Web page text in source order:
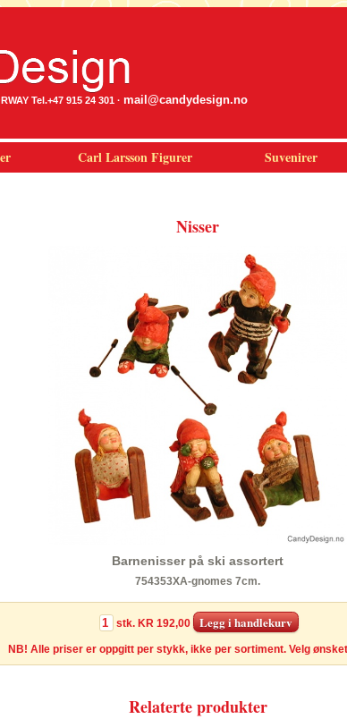
Tel.+47 915 24 301 · mail@candydesign.no
Carl Larsson Figurer Suvenirer
Nisser
Barnenisser på ski assortert
754353XA-gnomes 7cm.
stk. KR 192,00
NB! Alle priser er oppgitt per stykk, ikke per sortiment. Velg
Relaterte produkter